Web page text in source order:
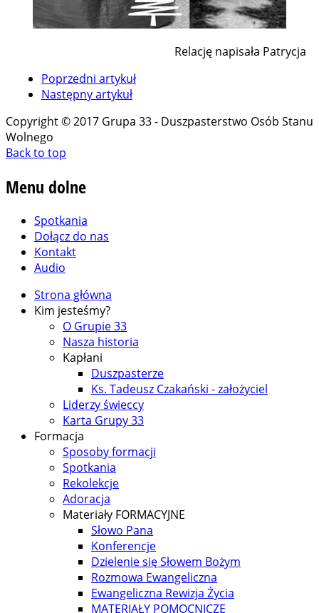
Relację napisała Patrycja
Poprzedni artykuł
Następny artykuł
Copyright © 2017 Grupa 33 - Duszpasterstwo Osób Stanu
Wolnego
Back to top
Menu dolne
Spotkania
Dołącz do nas
Kontakt
Audio
Strona główna
Kim jesteśmy?
O Grupie 33
Nasza historia
Kapłani
Duszpasterze
Ks. Tadeusz Czakański - założyciel
Liderzy świeccy
Karta Grupy 33
Formacja
Sposoby formacji
Spotkania
Rekolekcje
Adoracja
Materiały FORMACYJNE
Słowo Pana
Konferencje
Dzielenie się Słowem Bożym
Rozmowa Ewangeliczna
Ewangeliczna Rewizja Życia
MATERIAŁY POMOCNICZE